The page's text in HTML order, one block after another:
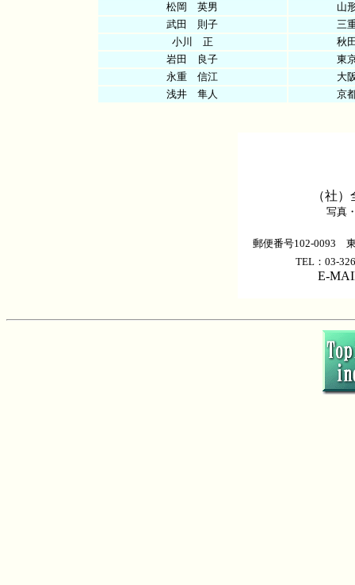
松岡 英男
山
武田 則子
三
小川 正
秋
岩田 良子
東
永重 信江
大
浅井 隼人
京
（社
写真
郵便番号102-0093
TEL：03-
E-